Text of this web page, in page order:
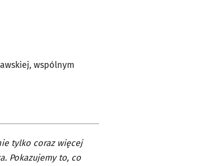
wspólnym
tylko coraz więcej
Pokazujemy to, co